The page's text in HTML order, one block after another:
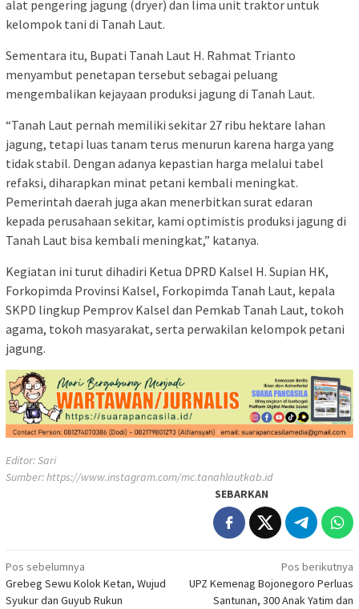
alat pengering jagung (dryer) dan lima unit traktor untuk
kelompok tani di Tanah Laut.
Sementara itu, Bupati Tanah Laut H. Rahmat Trianto
menyambut penetapan tersebut sebagai peluang
mengembalikan kejayaan produksi jagung di Tanah Laut.
“Tanah Laut pernah memiliki sekitar 27 ribu hektare lahan
jagung, tetapi luas tanam terus menurun karena harga yang
tidak stabil. Dengan adanya kepastian harga melalui tabel
refaksi, diharapkan minat petani kembali meningkat.
Pemerintah daerah juga akan menerbitkan surat edaran
kepada perusahaan sekitar, kami optimistis produksi jagung di
Tanah Laut bisa kembali meningkat,” katanya.
Kegiatan ini turut dihadiri Ketua DPRD Kalsel H. Supian HK,
Forkopimda Provinsi Kalsel, Forkopimda Tanah Laut, kepala
SKPD lingkup Pemprov Kalsel dan Pemkab Tanah Laut, tokoh
agama, tokoh masyarakat, serta perwakilan kelompok petani
jagung.
Editor: Sari
Sumber:https://www.instagram.com/mc.tanahlautkab.id
SEBARKAN
Navigasi
pos
Pos sebelumnya
Grebeg Sewu Kolok Ketan, Wujud
Syukur dan Guyub Rukun
Pos berikutnya
UPZ Kemenag Bojonegoro Perluas
Santunan, 300 Anak Yatim dan